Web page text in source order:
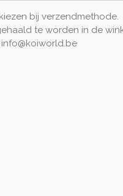
bij verzendmethode.
te worden in de